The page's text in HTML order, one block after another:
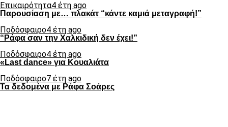
Επικαιρότητα4 έτη ago
Παρουσίαση με… πλακάτ “κάντε καμιά μεταγραφή!”
Ποδόσφαιρο4 έτη ago
“Ράφα σαν την Χαλκιδική δεν έχει!”
Ποδόσφαιρο4 έτη ago
«Last dance» για Κουαλιάτα
Ποδόσφαιρο7 έτη ago
Τα δεδομένα με Ράφα Σοάρες